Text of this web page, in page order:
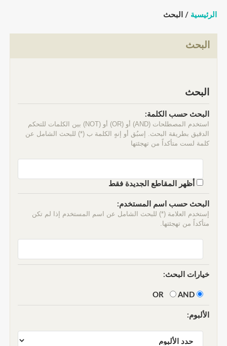
الرئيسية / البحث
البحث
البحث
البحث حسب الكلمة:
استخدم المصطلحات (AND) أو (OR) أو (NOT) بين الكلمات للتحكم
الدقيق بطريقة البحث. إسبُق أو إنهٍ الكلمة ب (*) للبحث الشامل عن
كلمة لست متأكداً من تهجئتها
أظهر المقاطع الجديدة فقط
البحث حسب اسم المستخدم:
إستخدم العلامة (*) للبحث الشامل عن اسم المستخدم إذا لم تكن
متأكداً من تهجئتها.
خيارات البحث:
AND
الألبوم: